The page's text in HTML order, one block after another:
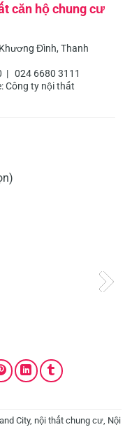
căn hộ chung cư
Đình, Thanh
| 024 6680 3111
Công ty nội thất
City, nội thất chung cư Nội